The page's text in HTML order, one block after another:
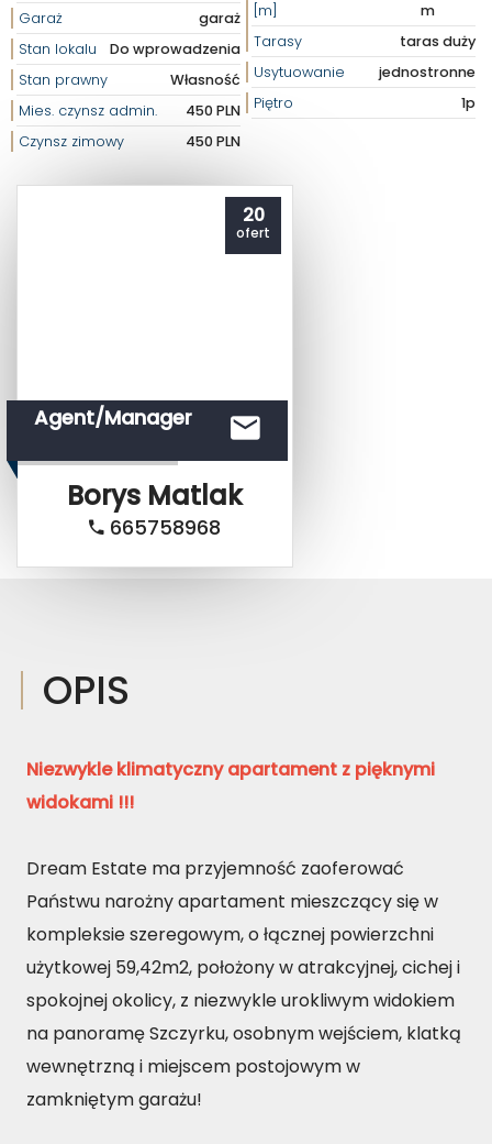
Garaż
garaż
Stan lokalu
Do wprowadzenia
Stan prawny
Własność
Mies. czynsz admin.
450 PLN
Czynsz zimowy
450 PLN
[m]
m
Tarasy
taras duży
Usytuowanie
jednostronne
Piętro
1p
20
ofert
Agent/Manager
Borys Matlak
665758968
OPIS
Niezwykle klimatyczny apartament z pięknymi
widokami !!!
Dream Estate ma przyjemność zaoferować
Państwu narożny apartament mieszczący się w
kompleksie szeregowym, o łącznej powierzchni
użytkowej 59,42m2, położony w atrakcyjnej, cichej i
spokojnej okolicy, z niezwykle urokliwym widokiem
na panoramę Szczyrku, osobnym wejściem, klatką
wewnętrzną i miejscem postojowym w
zamkniętym garażu!